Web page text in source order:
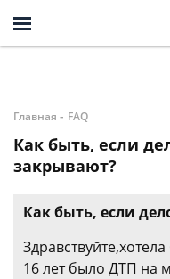
Главная - FAQ
Как быть, если
закрывают?
Как быть, если
16 лет было ДТП на